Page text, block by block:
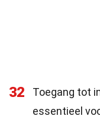
32
Toegang tot
essentieel